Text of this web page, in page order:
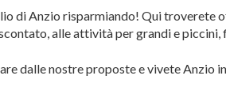
di Anzio risparmiando! Qui troverete
alle attività per grandi e
dalle nostre proposte e vivete Anzio